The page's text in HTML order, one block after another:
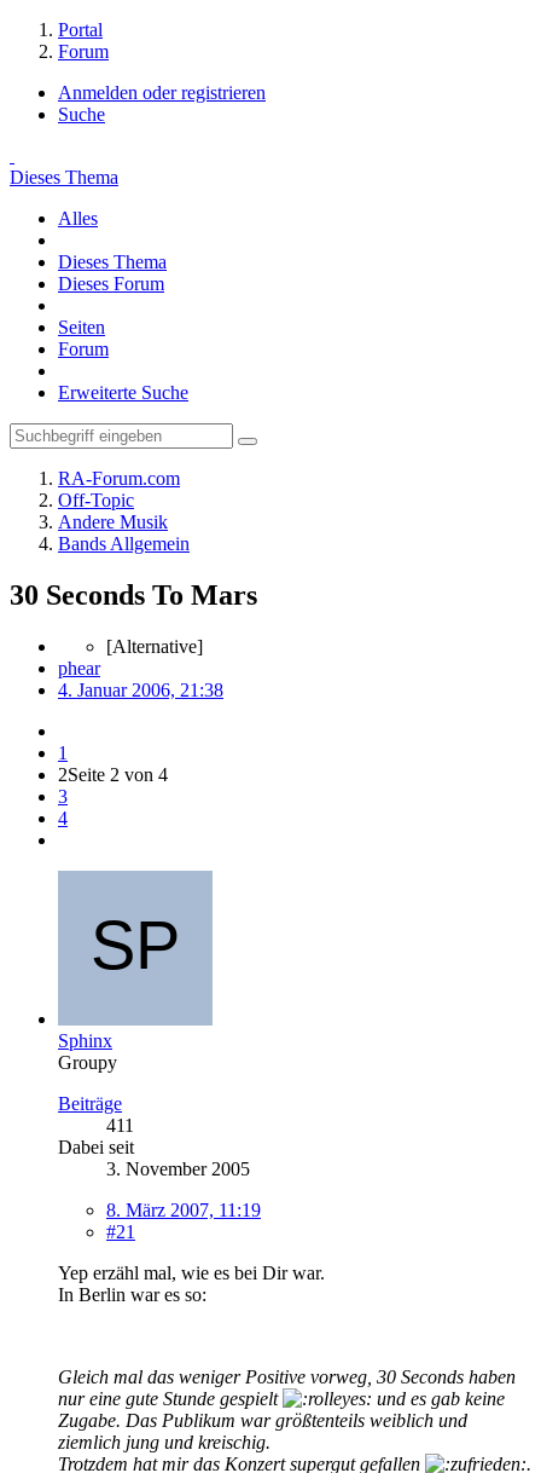
Portal
Forum
Anmelden oder registrieren
Suche
Dieses Thema
Alles
Dieses Thema
Dieses Forum
Seiten
Forum
Erweiterte Suche
RA-Forum.com
Off-Topic
Andere Musik
Bands Allgemein
30 Seconds To Mars
[Alternative]
phear
4. Januar 2006, 21:38
1
2Seite 2 von 4
3
4
Sphinx
Groupy
Beiträge
411
Dabei seit
3. November 2005
8. März 2007, 11:19
#21
Yep erzähl mal, wie es bei Dir war.
In Berlin war es so:
Gleich mal das weniger Positive vorweg, 30 Seconds haben
nur eine gute Stunde gespielt
und es gab keine
Zugabe. Das Publikum war größtenteils weiblich und
ziemlich jung und kreischig.
Trotzdem hat mir das Konzert supergut gefallen
.